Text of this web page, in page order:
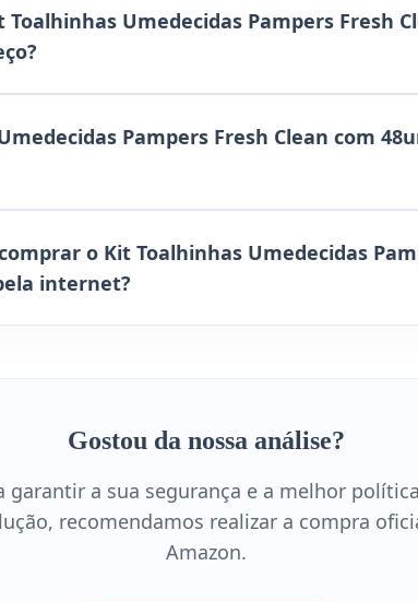
Umedecidas Pampers Fresh
Pampers Fresh Clean com
o Kit Toalhinhas Umedecidas
internet?
Gostou da nossa análise?
garantir a sua segurança e a melhor
recomendamos realizar a compra
Amazon.